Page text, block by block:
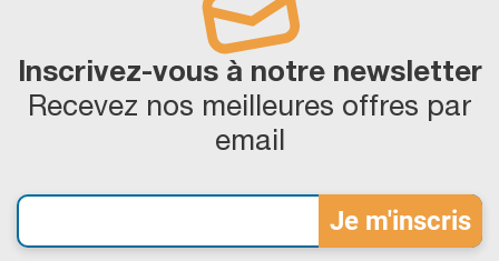
Inscrivez-vous à notre newsletter
Recevez nos meilleures offres par
email